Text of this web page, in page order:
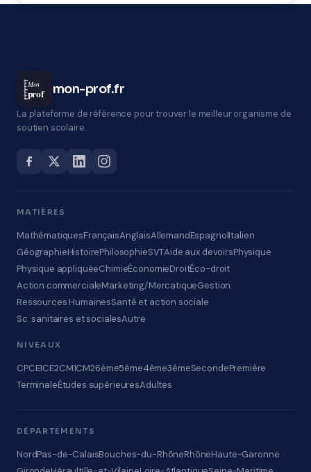
Mon
prof mon-prof.fr
La plateforme de référence pour trouver le meilleur organisme de
soutien scolaire.
MATIÈRES
MathématiquesFrançaisAnglaisAllemandEspagnolItalien
GéographieHistoirePhilosophieSVTAide aux devoirsPhysique
Physique appliquéeChimieÉconomieDroitÉco-droit
Action commercialeMarketing/MercatiqueGestion
Ressources HumainesSanté et action sociale
Sc. sanitaires et socialesAutre
NIVEAUX
CPCE1CE2CM1CM26ème5ème4ème3èmeSecondePremière
TerminaleÉtudes supérieuresAdultes
DÉPARTEMENTS
NordPas-de-CalaisBouches-du-RhôneRhôneHaute-Garonne